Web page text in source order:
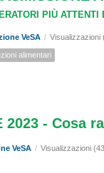
PIÙ ATTENTI
VeSA / Visualizzazioni
alimentari
2023 - Cosa
VeSA / Visualizzazioni